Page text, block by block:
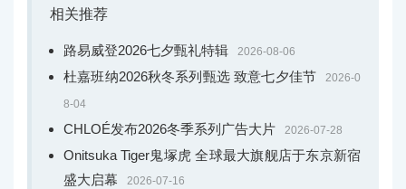
相关推荐
路易威登2026七夕甄礼特辑 2026-08-06
杜嘉班纳2026秋冬系列甄选 致意七夕佳节 2026-0
8-04
CHLOÉ发布2026冬季系列广告大片 2026-07-28
Onitsuka Tiger鬼塚虎 全球最大旗舰店于东京新宿
盛大启幕
2026-07-16